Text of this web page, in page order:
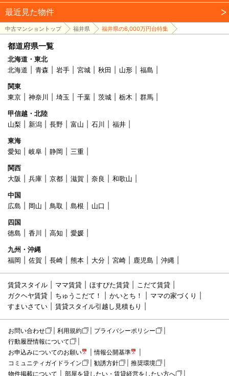
最近見た物件
中古マンショントップ 福井県 福井県の6,000万円台特集
都道府県一覧
北海道・東北
北海道
青森 岩手 宮城 秋田 山形
福島
関東
東京
神奈川 埼玉 千葉 茨城 栃木
群馬
甲信越・北陸
山梨
新潟 長野 富山 石川
福井
東海
愛知
岐阜 静岡
三重
関西
大阪
兵庫 京都 滋賀 奈良
和歌山
中国
広島
岡山 鳥取 島根
山口
四国
徳島
香川 高知
愛媛
九州・沖縄
福岡
佐賀 長崎 熊本 大分 宮崎 鹿児島 沖縄
賃貸スタイル ママ賃貸 ほすぴた賃貸
こだて賃貸
ガクヘヤ賃貸
ちゅうこだて！ かいとち！
ママの家づくり
すまいさてい
賃貸スタイル引越し見積もり
お問い合わせ 利用規約
プライバシーポリシー
行動履歴情報について
お申込みについてのお願い
情報公開基準
コミュニティガイドライン
勧誘方針
推奨環境
物件掲載について
部屋を貸したい・賃貸経営をしたい方へ